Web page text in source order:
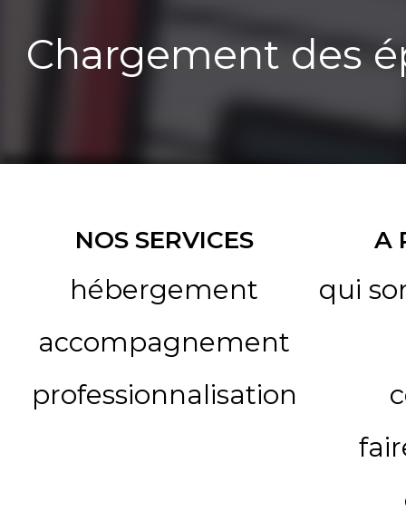
Chargement des
NOS SERVICES
hébergement
accompagnement
professionnalisation
A
qui